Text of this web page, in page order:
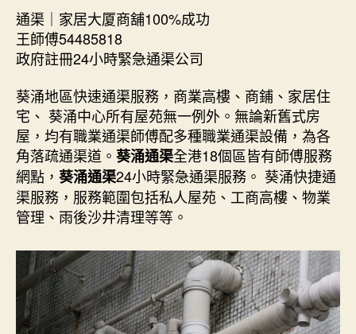
通渠｜家居大厦商舖100%成功
王師傅54485818
政府註冊24小時緊急通渠公司
葵涌地區快速通渠服務，商業高樓、商鋪、家居住
宅、 葵涌中心所有屋苑無一例外。無論新舊式房
屋，均有職業通渠師傅配多種職業通渠設備，為各
角落疏通渠道。 葵涌通渠全港18個區皆有師傅服務
網點， 葵涌通渠24小時緊急通渠服務。 葵涌快捷通
渠服務，服務範圍包括私人屋苑、工商高樓、物業
管理、雨後沙井清理等等。